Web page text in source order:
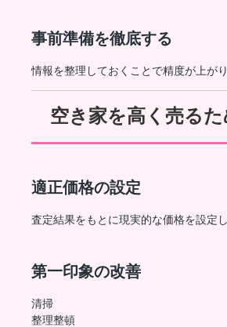
事前準備を徹底する
情報を整理しておくことで精度が上がり
空き家を高く売る
適正価格の設定
査定結果をもとに現実的な価格を設定し
第一印象の改善
清掃
整理整頓